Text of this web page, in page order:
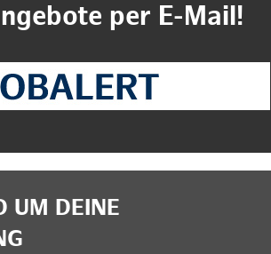
per E-Mail!
UM DEINE